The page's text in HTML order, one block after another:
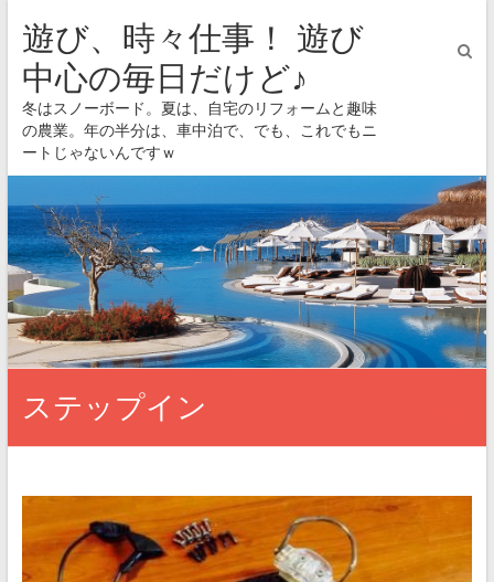
遊び、時々仕事！ 遊び
中心の毎日だけど♪
冬はスノーボード。夏は、自宅のリフォームと趣味
の農業。年の半分は、車中泊で、でも、これでもニ
ートじゃないんですｗ
ステップイン